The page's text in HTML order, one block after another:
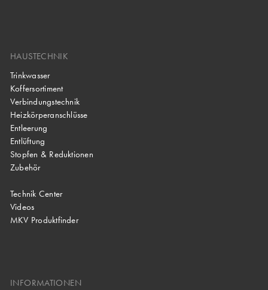
HAUSTECHNIK
Trinkwasser
Koffersortiment
Verbindungstechnik
Heizkörperanschlüsse
Entleerung
Entlüftung
Stopfen & Reduktionen
Zubehör
Technik Center
Videos
MKV Produktfinder
INFORMATIONEN